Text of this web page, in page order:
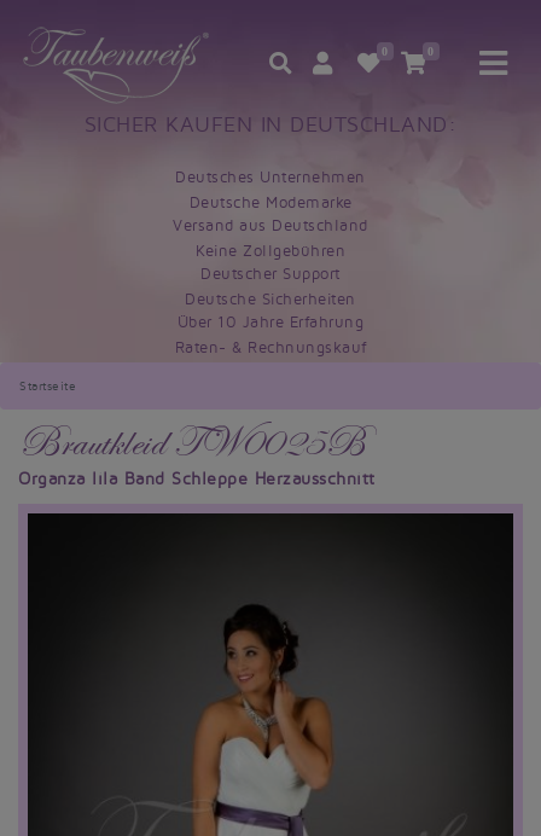
0 0
SICHER KAUFEN IN DEUTSCHLAND:
Deutsches Unternehmen
Deutsche Modemarke
Versand aus Deutschland
Keine Zollgebühren
Deutscher Support
Deutsche Sicherheiten
Über 10 Jahre Erfahrung
Raten- & Rechnungskauf
Startseite
Brautkleid TW0025B
Organza lila Band Schleppe Herzausschnitt